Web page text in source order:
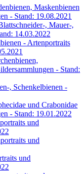
Maskenbienen
- Stand: 19.08.2021
, Mauer-,
14.03.2022
- Artenportraits
- Stand:
, Schenkelbienen -
und Crabonidae
- Stand: 19.01.2022
und
und
und